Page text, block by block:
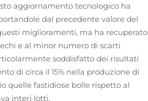
aggiornamento tecnologico ha
dal precedente valore del
miglioramenti, ma ha recuperato
e al minor numero di scarti
soddisfatto dei risultati
di circa il 15% nella produzione di
quelle fastidiose bolle rispetto al
interi lotti.